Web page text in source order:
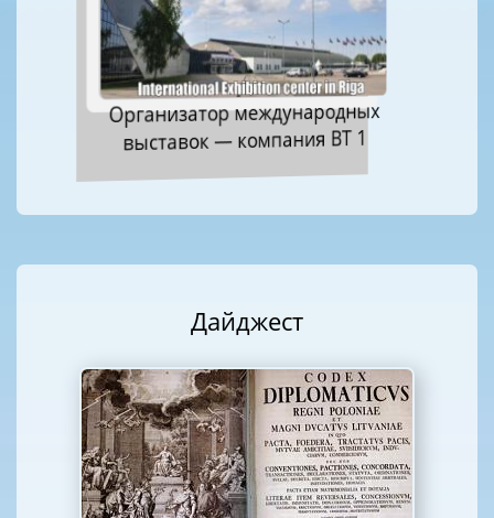
Организатор международных
выставок — компания ВТ 1
Дайджест